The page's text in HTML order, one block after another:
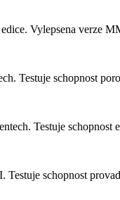
. Vylepsena verze
. Testuje schopnost
. Testuje schopnost
. Testuje schopnost